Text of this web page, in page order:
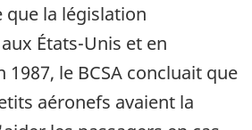
la législation
États-Unis et en
de page
1987, le BCSA concluait que
aéronefs avaient la